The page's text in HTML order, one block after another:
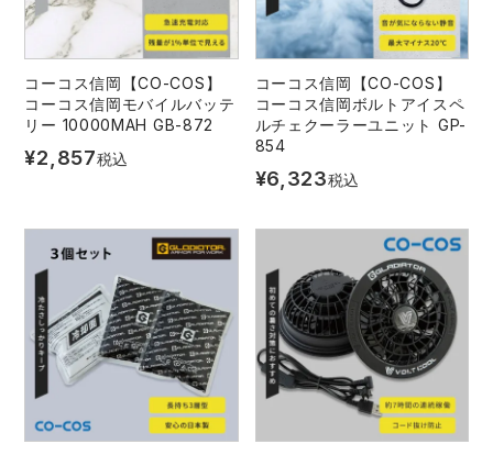
コーコス信岡【CO-COS】
コーコス信岡モバイルバッテ
リー 10000MAH GB-872
¥2,857税込
コーコス信岡【CO-COS】
コーコス信岡ボルトアイスペ
ルチェクーラーユニット GP-
854
¥6,323税込